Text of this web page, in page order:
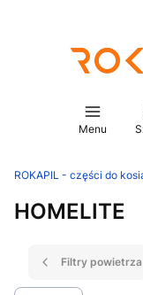
Menu
ROKAPIL - części do
HOMELITE
Filtry powietrza